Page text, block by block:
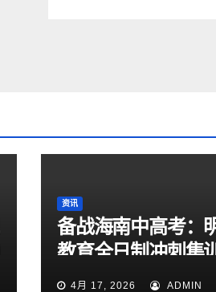
资讯
备战海南中高考：
教育全日制冲刺集
的课程特色与提分逻
4月 17, 2026 ADMIN